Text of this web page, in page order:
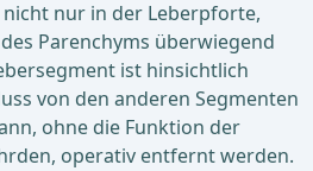
nur in der Leberpforte,
Parenchyms überwiegend
ist hinsichtlich
von den anderen Segmenten
ohne die Funktion der
operativ entfernt werden.